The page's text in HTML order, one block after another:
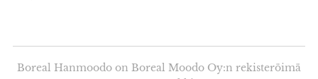
Boreal Hanmoodo on Boreal Moodo Oy:n rekisteröimä